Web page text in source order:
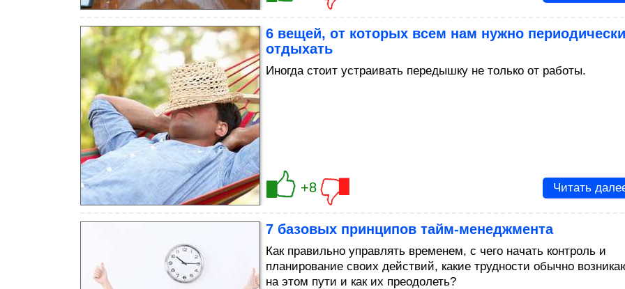
6 вещей, от которых всем нам нужно периодически
отдыхать
Иногда стоит устраивать передышку не только от работы.
+8 Читать
7 базовых принципов тайм-менеджмента
Как правильно управлять временем, с чего начать контроль и
планирование своих действий, какие трудности обычно
на этом пути и как их преодолеть?